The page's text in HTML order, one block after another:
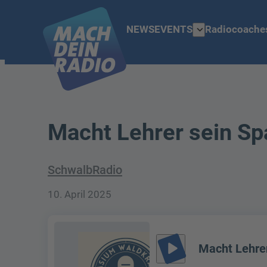
NEWSEVENTS expand_more
Macht Lehrer sein
SchwalbRadio
10. April 2025
play_arrow Macht